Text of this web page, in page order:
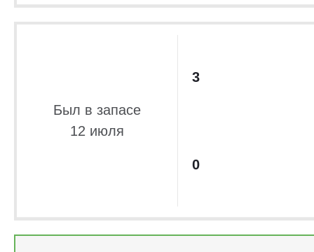
Был в запасе
12 июля
3
0